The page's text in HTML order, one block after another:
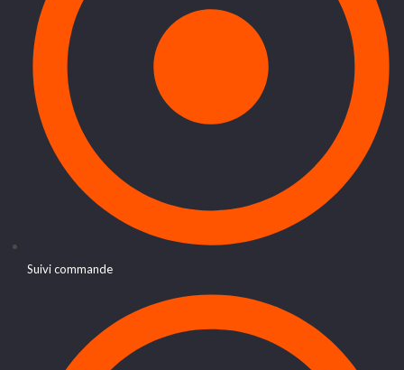
Suivi commande